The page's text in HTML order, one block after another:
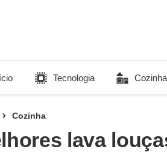
Tecnologia Cozinha
Cozinha
lava